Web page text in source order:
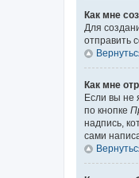
Как мне
Для
отправить
Как мне
Если вы не
по кнопке
надпись,
сами